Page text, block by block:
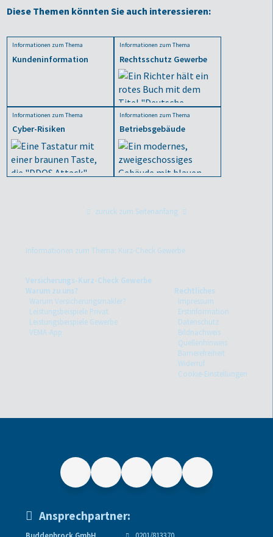
Diese Themen könnten Sie auch interessieren:
Informationen zum Thema
Kundeninformation
Informationen zum Thema
Rechtsschutz Gewerbe
Informationen zum Thema
Cyber-Risiken
Informationen zum Thema
Betriebsgebäude
zurück zum Seitenanfang
Informationen zum Thema: Kurz-Check Gewerbe
Versicherungs-Kurz-Check Gewerbe
Warum zu uns?
Warum Versicherungsmakler?
Leistungsbeispiele Privat
Leistungsbeispiele Gewerbe
VEMA-App
Rechtliches
Impressum
Erstinformation
Datenschutz
Bildnachweis
Quellenhinweis
Barrierefreiheit
Widerruf
Cookie-Einstellungen
Ansprechpartner: